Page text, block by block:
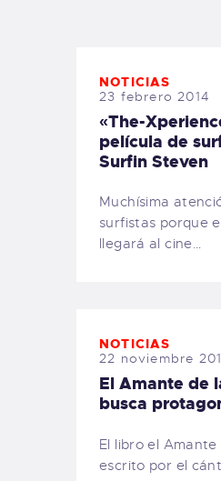
NOTICIAS
23 febrero 2014
«The-
película de
Surfin Steven
Muchísima
surfistas porque
llegará al cine…
NOTICIAS
22 noviembre
El Amante de
busca
El libro el Amante
escrito por el